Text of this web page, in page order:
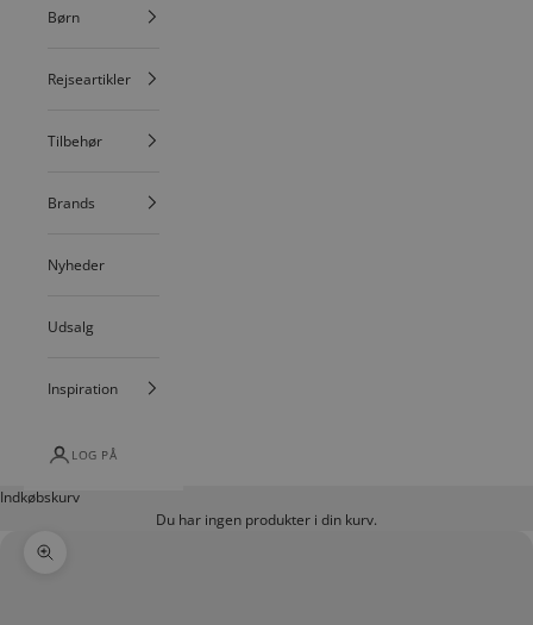
Børn
Rejseartikler
Tilbehør
Brands
Nyheder
Udsalg
Inspiration
LOG PÅ
Indkøbskurv
Du har ingen produkter i din kurv.
Zoom